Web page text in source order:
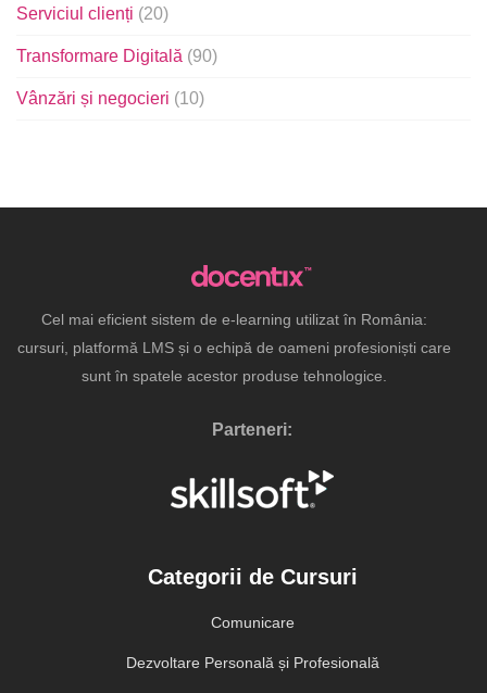
Serviciul clienți (20)
Transformare Digitală (90)
Vânzări și negocieri (10)
Cel mai eficient sistem de e-learning utilizat în România:
cursuri, platformă LMS și o echipă de oameni profesioniști care
sunt în spatele acestor produse tehnologice.
Parteneri:
Categorii de Cursuri
Comunicare
Dezvoltare Personală și Profesională